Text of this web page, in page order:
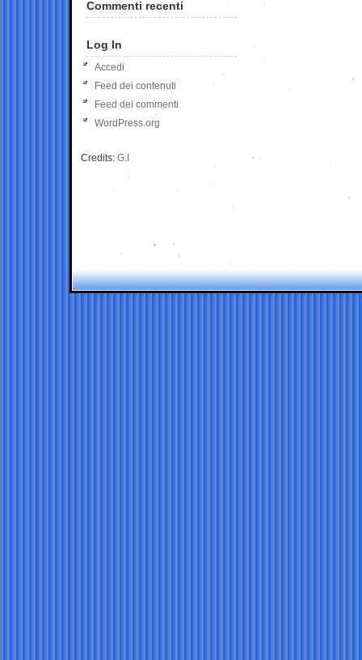
Commenti recenti
Log In
Accedi
Feed dei contenuti
Feed dei commenti
WordPress.org
Credits: G.I